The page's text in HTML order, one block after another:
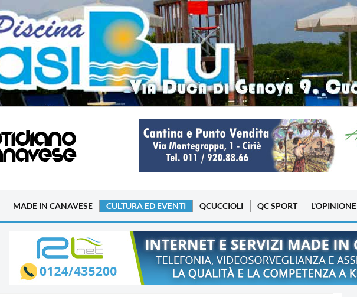
MADE IN CANAVESE CULTURA ED EVENTI QCUCCIOLI QC SPORT L'OPINIONE